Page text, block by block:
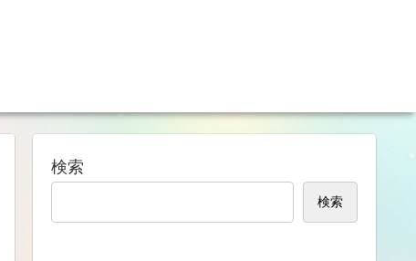
検索
検索